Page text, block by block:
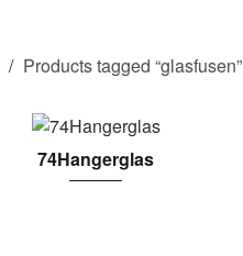
Products tagged “glasfusen”
74Hangerglas